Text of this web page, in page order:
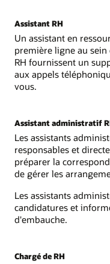
Assistant RH
Un assistant en
première ligne au sein
RH fournissent un
aux appels
vous.
Assistant administratif
Les assistants
responsables et
préparer la
de gérer les
Les assistants
candidatures et
d'embauche.
Chargé de RH